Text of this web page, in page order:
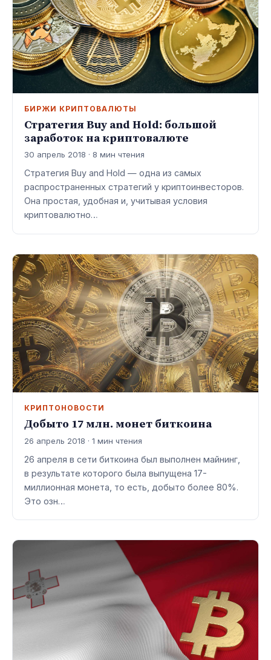
БИРЖИ КРИПТОВАЛЮТЫ
Стратегия Buy and Hold: большой
заработок на криптовалюте
30 апрель 2018 · 8 мин чтения
Стратегия Buy and Hold — одна из самых
распространенных стратегий у криптоинвесторов.
Она простая, удобная и, учитывая условия
криптовалютно…
КРИПТОНОВОСТИ
Добыто 17 млн. монет биткоина
26 апрель 2018 · 1 мин чтения
26 апреля в сети биткоина был выполнен майнинг,
в результате которого была выпущена 17-
миллионная монета, то есть, добыто более 80%.
Это озн…